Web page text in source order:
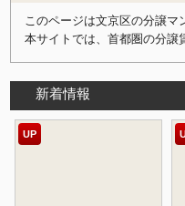
このページは文京区の分譲
本サイトでは、首都圏の分譲
新着情報
UP